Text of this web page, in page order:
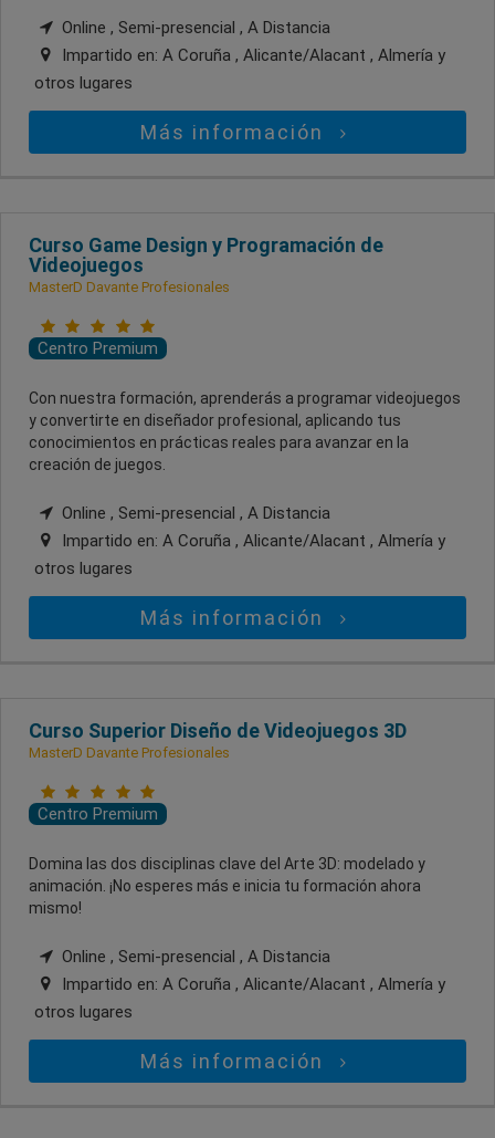
Online , Semi-presencial , A Distancia
Impartido en: A Coruña , Alicante/Alacant , Almería y
otros lugares
Más información
Curso Game Design y Programación de
Videojuegos
MasterD Davante Profesionales
Centro Premium
Con nuestra formación, aprenderás a programar videojuegos
y convertirte en diseñador profesional, aplicando tus
conocimientos en prácticas reales para avanzar en la
creación de juegos.
Online , Semi-presencial , A Distancia
Impartido en: A Coruña , Alicante/Alacant , Almería y
otros lugares
Más información
Curso Superior Diseño de Videojuegos 3D
MasterD Davante Profesionales
Centro Premium
Domina las dos disciplinas clave del Arte 3D: modelado y
animación. ¡No esperes más e inicia tu formación ahora
mismo!
Online , Semi-presencial , A Distancia
Impartido en: A Coruña , Alicante/Alacant , Almería y
otros lugares
Más información